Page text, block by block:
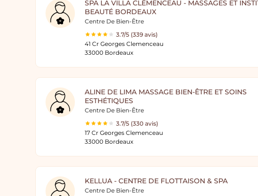
SPA LA VILLA CLÉMENCEAU - MASSAGES ET
BEAUTÉ BORDEAUX
Centre De Bien-Être
3.7/5 (339 avis)
41 Cr Georges Clemenceau
33000 Bordeaux
ALINE DE LIMA MASSAGE BIEN-ÊTRE ET SOINS
ESTHÉTIQUES
Centre De Bien-Être
3.7/5 (330 avis)
17 Cr Georges Clemenceau
33000 Bordeaux
KELLUA - CENTRE DE FLOTTAISON & SPA
Centre De Bien-Être